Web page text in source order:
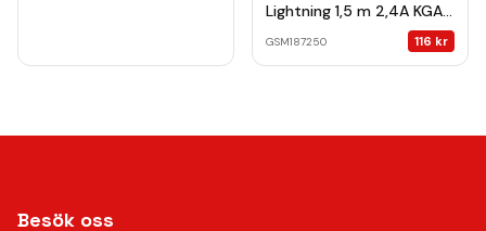
Lightning 1,5 m 2,4A KGA-
L-1.52420 turquoise-pink
GSM187250 116 kr
Besök oss